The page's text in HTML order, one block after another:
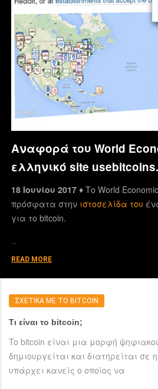
Αναφορά του World
ελληνικό site
18 Ιουνίου 2017 ♦Το World
πρόσφατα στην ιστοσελίδα του
για το bitcoin.
READ MORE
ΣΧΕΤΙΚΑ ΜΕ ΤΟ BITCOIN
Τι είναι το bitcoin;
To bitcoin είναι μια μορφή
δημιουργείται και διατηρείται
υπάρχει κανείς ο οποίος να